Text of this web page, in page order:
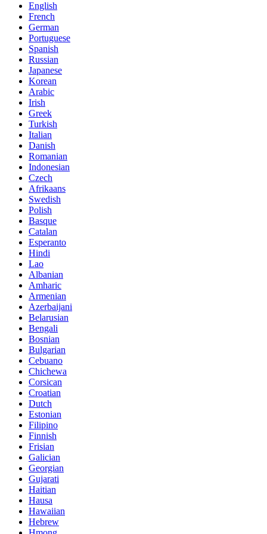
English
French
German
Portuguese
Spanish
Russian
Japanese
Korean
Arabic
Irish
Greek
Turkish
Italian
Danish
Romanian
Indonesian
Czech
Afrikaans
Swedish
Polish
Basque
Catalan
Esperanto
Hindi
Lao
Albanian
Amharic
Armenian
Azerbaijani
Belarusian
Bengali
Bosnian
Bulgarian
Cebuano
Chichewa
Corsican
Croatian
Dutch
Estonian
Filipino
Finnish
Frisian
Galician
Georgian
Gujarati
Haitian
Hausa
Hawaiian
Hebrew